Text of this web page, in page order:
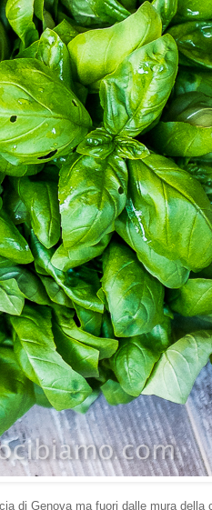
di Genova ma fuori dalle mura della